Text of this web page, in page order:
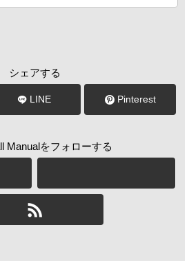
シェアする
LINE Pinterest
Manualをフォローする